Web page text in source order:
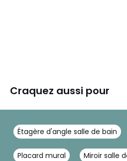
Craquez aussi pour
Étagère d'angle salle de bain
Placard mural Miroir salle